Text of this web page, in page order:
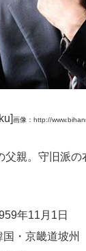
画像：http://
父親。守旧派
年11月1日
・京畿道坡州